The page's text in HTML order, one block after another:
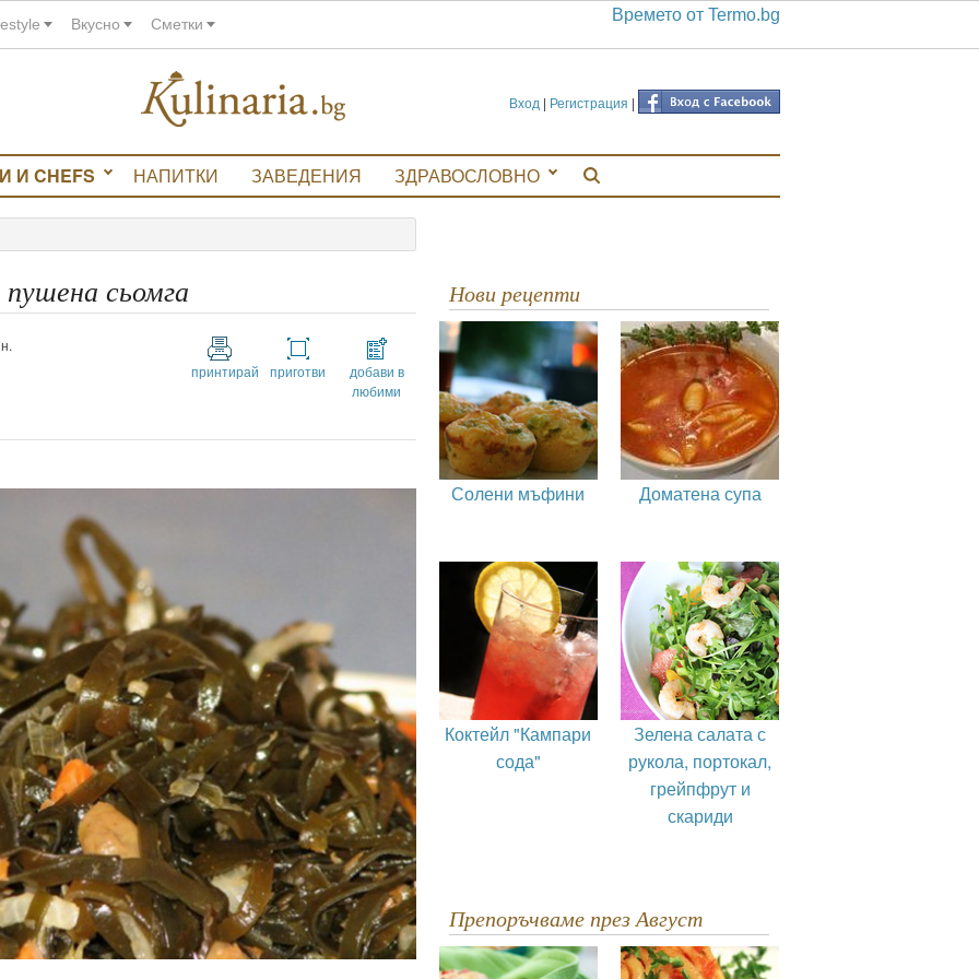
Вкусно Сметки Времето от Termo.bg
Вход | Регистрация |
И CHEFS НАПИТКИ ЗАВЕДЕНИЯ ЗДРАВОСЛОВНО
сьомга
принтирай приготви
добави в
любими
Нови рецепти
Солени мъфини Доматена супа
Коктейл "Кампари
сода"
Зелена салата с
рукола, портокал,
грейпфрут и
скариди
Препоръчваме през Август